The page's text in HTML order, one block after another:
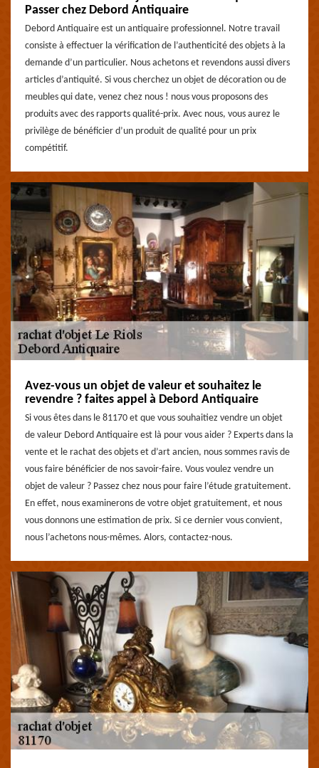
Passer chez Debord Antiquaire
Debord Antiquaire est un antiquaire professionnel. Notre travail
consiste à effectuer la vérification de l’authenticité des objets à la
demande d’un particulier. Nous achetons et revendons aussi divers
articles d’antiquité. Si vous cherchez un objet de décoration ou de
meubles qui date, venez chez nous ! nous vous proposons des
produits avec des rapports qualité-prix. Avec nous, vous aurez le
privilège de bénéficier d’un produit de qualité pour un prix
compétitif.
Avez-vous un objet de valeur et souhaitez le
revendre ? faites appel à Debord Antiquaire
Si vous êtes dans le 81170 et que vous souhaitiez vendre un objet
de valeur Debord Antiquaire est là pour vous aider ? Experts dans la
vente et le rachat des objets et d’art ancien, nous sommes ravis de
vous faire bénéficier de nos savoir-faire. Vous voulez vendre un
objet de valeur ? Passez chez nous pour faire l’étude gratuitement.
En effet, nous examinerons de votre objet gratuitement, et nous
vous donnons une estimation de prix. Si ce dernier vous convient,
nous l’achetons nous-mêmes. Alors, contactez-nous.